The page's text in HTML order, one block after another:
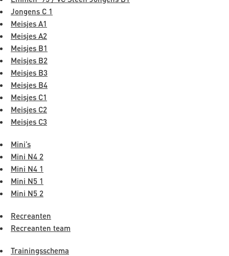
Jongens C 1
Meisjes A1
Meisjes A2
Meisjes B1
Meisjes B2
Meisjes B3
Meisjes B4
Meisjes C1
Meisjes C2
Meisjes C3
Mini’s
Mini N4 2
Mini N4 1
Mini N5 1
Mini N5 2
Recreanten
Recreanten team
Trainingsschema